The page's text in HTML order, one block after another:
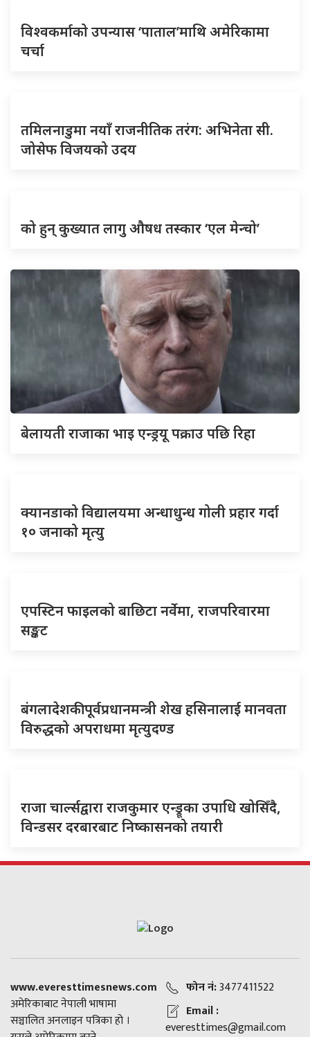
विश्वकर्माको उपन्यास ‘पाताल’माथि अमेरिकामा
चर्चा
तमिलनाडुमा नयाँ राजनीतिक तरंग: अभिनेता सी.
जोसेफ विजयको उदय
को हुन् कुख्यात लागु औषध तस्कार ‘एल मेन्चो’
बेलायती राजाका भाइ एन्ड्रयू पक्राउ पछि रिहा
क्यानडाको विद्यालयमा अन्धाधुन्ध गोली प्रहार गर्दा
१० जनाको मृत्यु
एपस्टिन फाइलको बाछिटा नर्वेमा, राजपरिवारमा
सङ्कट
बंगलादेशकी पूर्वप्रधानमन्त्री शेख हसिनालाई मानवता
विरुद्धको अपराधमा मृत्युदण्ड
राजा चार्ल्सद्वारा राजकुमार एन्ड्रूका उपाधि खोसिँदै,
विन्डसर दरबारबाट निष्कासनको तयारी
www.everesttimesnews.com
अमेरिकाबाट नेपाली भाषामा
सञ्चालित अनलाइन पत्रिका हो ।
फोन नं:3477411522
Email :
everesttimes@gmail.com